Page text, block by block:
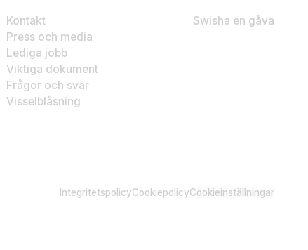
Kontakt
Press och media
Lediga jobb
Viktiga dokument
Frågor och svar
Visselblåsning
Swisha en gåva
IntegritetspolicyCookiepolicyCookieinställningar